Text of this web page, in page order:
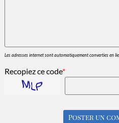
Les adresses internet sont automatiquement converties en
Recopiez ce code*